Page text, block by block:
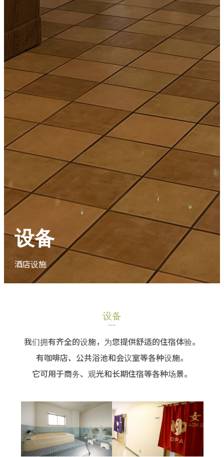
设备
酒店设施
设备
我们拥有齐全的设施，为您提供舒适的住宿体验。
有咖啡店、公共浴池和会议室等各种设施。
它可用于商务、观光和长期住宿等各种场景。